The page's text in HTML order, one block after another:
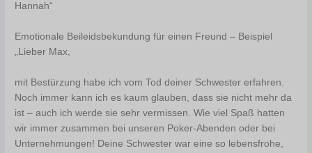
Hannah“
Emotionale Beileidsbekundung für einen Freund – Beispiel
„Lieber Max,
mit Bestürzung habe ich vom Tod deiner Schwester erfahren.
Noch immer kann ich es kaum glauben, dass sie nicht mehr da
ist – auch ich werde sie sehr vermissen. Wie viel Spaß hatten
wir immer zusammen bei unseren Poker-Abenden oder bei
Unternehmungen! Deine Schwester war eine so lebensfrohe,